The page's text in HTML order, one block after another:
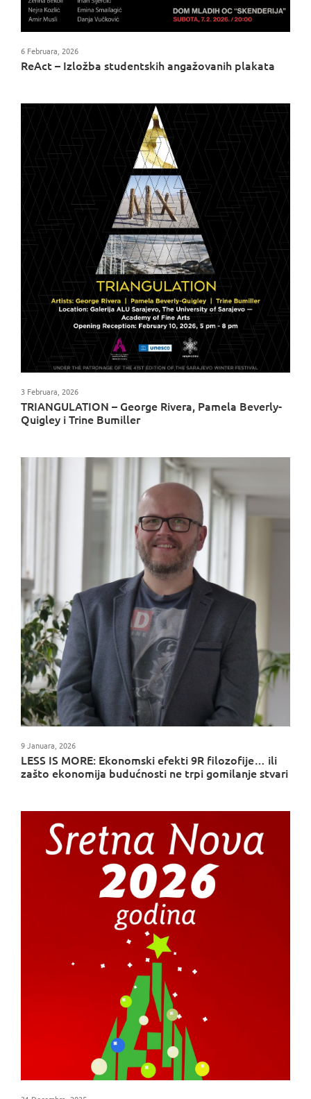
ReAct – Izložba studentskih angažovanih plakata
6 Februara, 2026
TRIANGULATION – George Rivera, Pamela Beverly-
Quigley i Trine Bumiller
3 Februara, 2026
LESS IS MORE: Ekonomski efekti 9R filozofije… ili
zašto ekonomija budućnosti ne trpi gomilanje stvari
9 Januara, 2026